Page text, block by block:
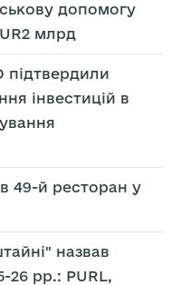
допомогу
млрд
інвестицій в
49-й ресторан у
назвав
26 рр.: PURL,